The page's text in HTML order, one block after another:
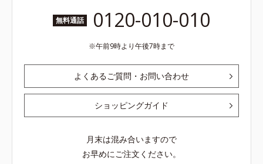
無料通話 0120-010-010
午前9時より午後7時まで
よくあるご質問・お問い合わせ
ショッピングガイド
月末は混み合いますので
お早めにご注文ください。